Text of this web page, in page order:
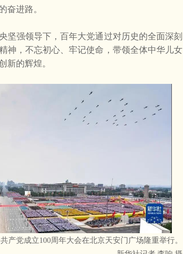
进路。
强领导下，百年大党通过对历史的全面深刻
神，不忘初心、牢记使命，带领全体中华儿女
新的辉煌。
产党成立100周年大会在北京天安门广场隆重举行。